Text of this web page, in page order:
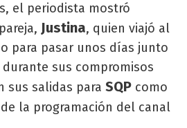
el periodista mostró
Justina, quien viajó al
para pasar unos días junto
sus compromisos
sus salidas para SQP como
la programación del canal